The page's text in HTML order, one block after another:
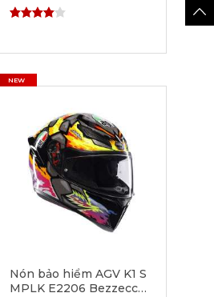
NEW
Nón bảo hiểm AGV K1 S
MPLK E2206 Bezzecchi